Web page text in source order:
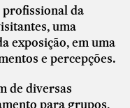
da
uma
exposição, em uma
e percepções.
de diversas
para grupos,